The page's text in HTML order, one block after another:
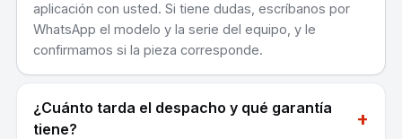
aplicación con usted. Si tiene dudas, escríbanos por
WhatsApp el modelo y la serie del equipo, y le
confirmamos si la pieza corresponde.
¿Cuánto tarda el despacho y qué garantía
tiene?
+